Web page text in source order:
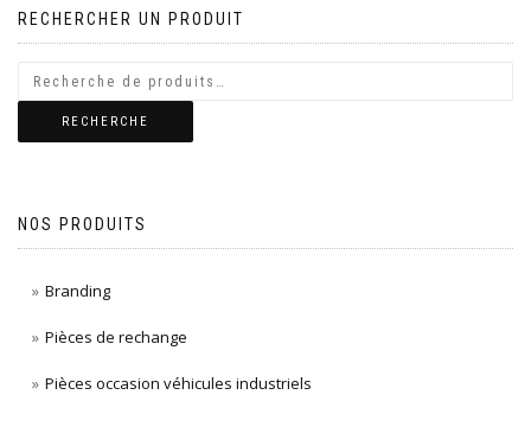
l’article
RECHERCHER UN PRODUIT
RECHERCHE
NOS PRODUITS
Branding
Pièces de rechange
Pièces occasion véhicules industriels